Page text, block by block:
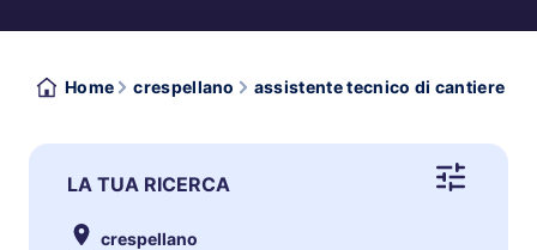
Home crespellano assistente tecnico di cantiere
LA TUA RICERCA
crespellano